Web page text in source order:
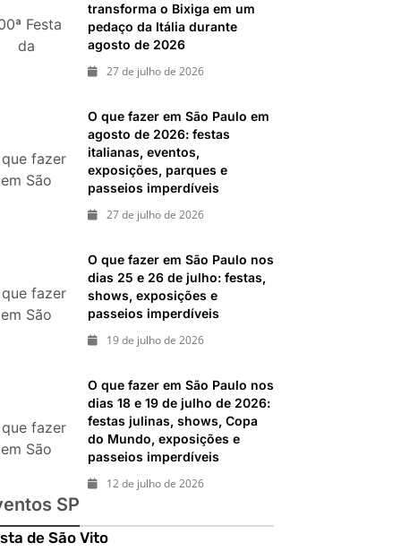
dias 8 e
Festa
da
da Itália
durante
transforma o Bixiga em um
pedaço da Itália durante
agosto de 2026
27 de julho de 2026
que fazer
em São
eventos,
O que fazer em São Paulo em
agosto de 2026: festas
italianas, eventos,
exposições, parques e
passeios imperdíveis
27 de julho de 2026
que fazer
em São
shows,
O que fazer em São Paulo nos
dias 25 e 26 de julho: festas,
shows, exposições e
passeios imperdíveis
19 de julho de 2026
que fazer
em São
julho de
festas
O que fazer em São Paulo nos
dias 18 e 19 de julho de 2026:
festas julinas, shows, Copa
do Mundo, exposições e
passeios imperdíveis
12 de julho de 2026
SP
de São Vito